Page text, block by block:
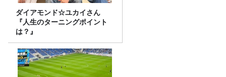
ダイアモンド☆ユカイさん
『人生のターニングポイント
は？』